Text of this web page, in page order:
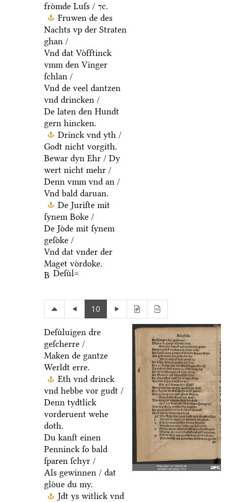
froͤmde Luſs / ⁊c.
Fruwen de des
Nachts vp der Straten
ghan /
Vnd dat Voͤfftinck
vmm den Vinger
ſchlan /
Vnd de veel dantzen
vnd drincken /
De laten den Hundt
gern hincken.
Drinck vnd yth /
Godt nicht vorgith.
Bewar dyn Ehr / Dy
wert nicht mehr /
Denn vmm vnd an /
Vnd bald daruan.
De Juriſte mit
ſynem Boke /
De Joͤde mit ſynem
geſoͤke /
Vnd dat vnder der
Maget voͤrdoke.
B Deſuͤl=
10
Deſuͤluigen dre
geſcherre /
Maken de gantze
Werldt erre.
Eth vnd drinck
vnd hebbe vor gudt /
Denn tydtlick
vorderuent wehe
doth.
Du kanſt einen
Penninck ſo bald
ſparen ſchyr /
Als gewinnen / dat
gloͤue du my.
Jdt ys witlick vnd